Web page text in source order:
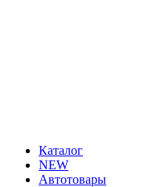
Каталог
NEW
Автотовары